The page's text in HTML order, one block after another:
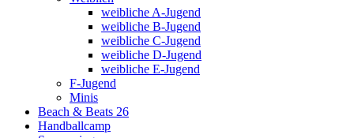
weibliche A-Jugend
weibliche B-Jugend
weibliche C-Jugend
weibliche D-Jugend
weibliche E-Jugend
F-Jugend
Minis
Beach & Beats 26
Handballcamp